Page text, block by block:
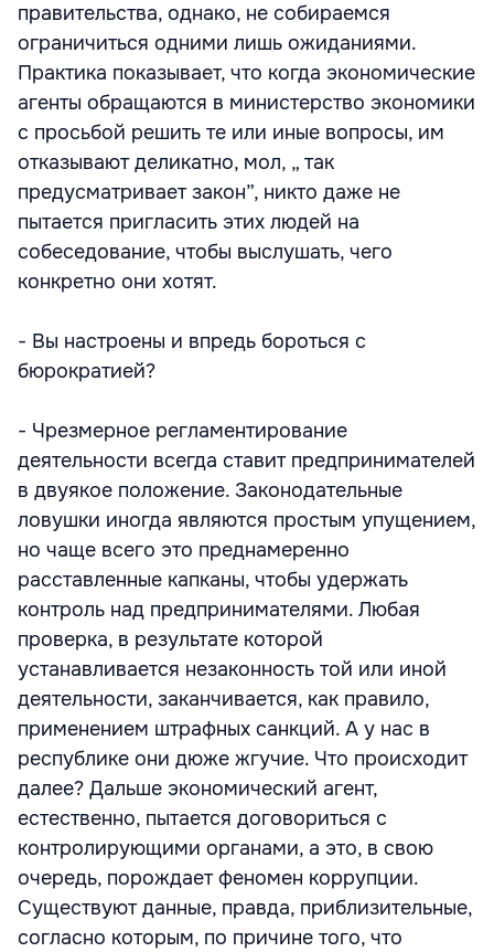
правительства, однако, не собираемся
ограничиться одними лишь ожиданиями.
Практика показывает, что когда экономические
агенты обращаются в министерство экономики
с просьбой решить те или иные вопросы, им
отказывают деликатно, мол, „ так
предусматривает закон”, никто даже не
пытается пригласить этих людей на
собеседование, чтобы выслушать, чего
конкретно они хотят.
- Вы настроены и впредь бороться с
бюрократией?
- Чрезмерное регламентирование
деятельности всегда ставит предпринимателей
в двуякое положение. Законодательные
ловушки иногда являются простым упущением,
но чаще всего это преднамеренно
расставленные капканы, чтобы удержать
контроль над предпринимателями. Любая
проверка, в результате которой
устанавливается незаконность той или иной
деятельности, заканчивается, как правило,
применением штрафных санкций. А у нас в
республике они дюже жгучие. Что происходит
далее? Дальше экономический агент,
естественно, пытается договориться с
контролирующими органами, а это, в свою
очередь, порождает феномен коррупции.
Существуют данные, правда, приблизительные,
согласно которым, по причине того, что